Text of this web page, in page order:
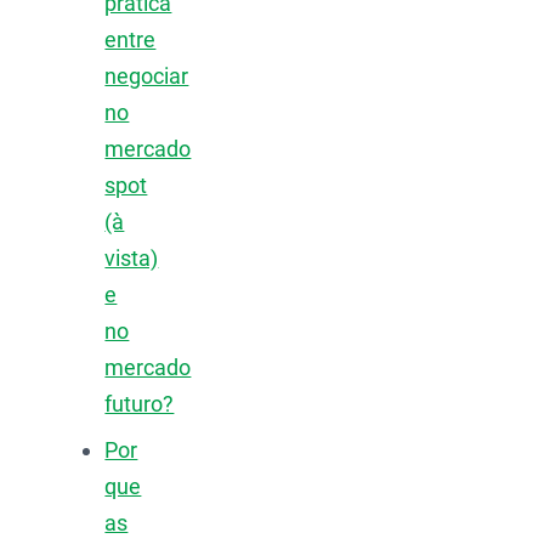
entre
negociar
no
mercado
spot
(à
vista)
e
no
mercado
futuro?
Por
que
as